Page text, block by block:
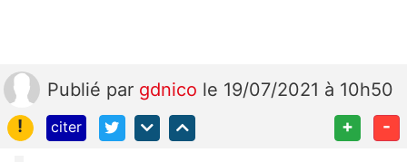
Publié par gdnico le 19/07/2021 à 10h50
!
citer + -